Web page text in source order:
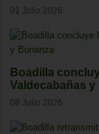
01 Julio 2026
Boadilla
Valdecabañas y
08 Julio 2026